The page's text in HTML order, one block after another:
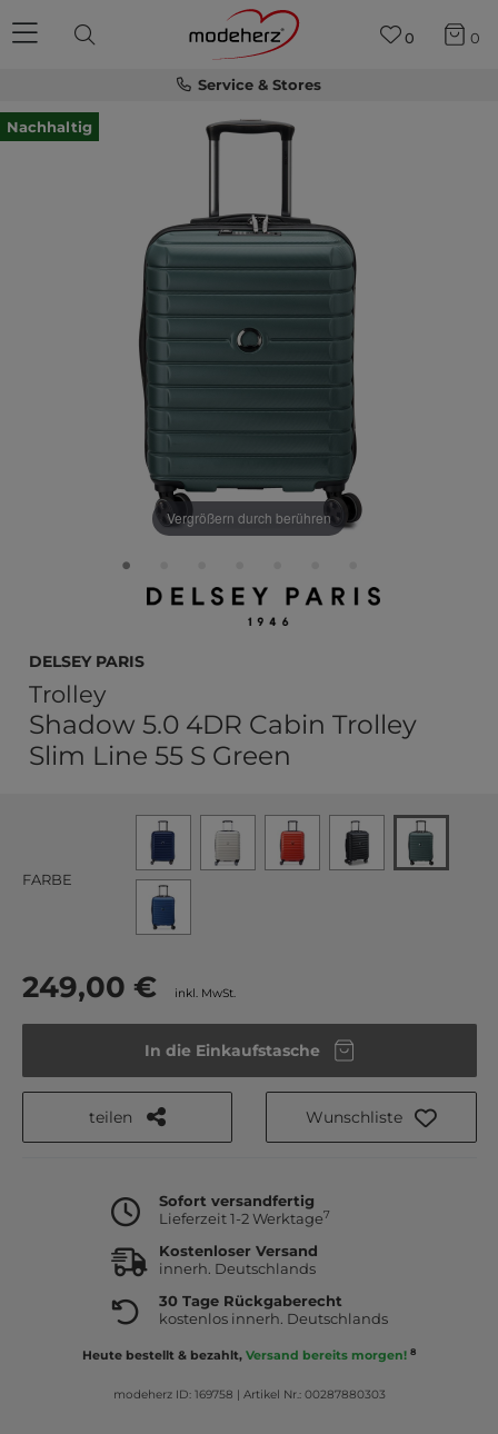
Service & Stores
0 0
Nachhaltig
Vergrößern durch berühren
DELSEY PARIS
Trolley
Shadow 5.0 4DR Cabin Trolley
Slim Line 55 S Green
FARBE
249,00 € inkl. MwSt.
In die Einkaufstasche
teilen Wunschliste
Sofort versandfertig
Lieferzeit 1-2 Werktage7
Kostenloser Versand
innerh. Deutschlands
30 Tage Rückgaberecht
kostenlos innerh. Deutschlands
Heute bestellt & bezahlt, Versand bereits morgen! 8
modeherz ID: 169758 | Artikel Nr.: 00287880303